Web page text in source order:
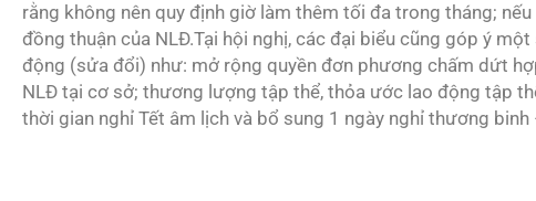
rằng không nên quy định giờ làm thêm tối đa trong tháng;
đồng thuận của NLĐ.Tại hội nghị, các đại biểu cũng góp ý
động (sửa đổi) như: mở rộng quyền đơn phương chấm dứt
NLĐ tại cơ sở; thương lượng tập thể, thỏa ước lao động tập
thời gian nghỉ Tết âm lịch và bổ sung 1 ngày nghỉ thương